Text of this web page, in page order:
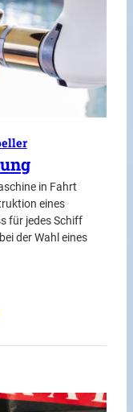
in Fahrt
eines
für jedes Schiff
der Wahl eines